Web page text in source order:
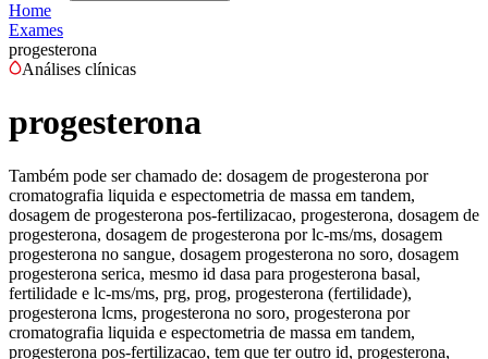
Home
Exames
progesterona
Análises clínicas
progesterona
Também pode ser chamado de: dosagem de progesterona por
cromatografia liquida e espectometria de massa em tandem,
dosagem de progesterona pos-fertilizacao, progesterona, dosagem de
progesterona, dosagem de progesterona por lc-ms/ms, dosagem
progesterona no sangue, dosagem progesterona no soro, dosagem
progesterona serica, mesmo id dasa para progesterona basal,
fertilidade e lc-ms/ms, prg, prog, progesterona (fertilidade),
progesterona lcms, progesterona no soro, progesterona por
cromatografia liquida e espectometria de massa em tandem,
progesterona pos-fertilizacao, tem que ter outro id, progesterona,